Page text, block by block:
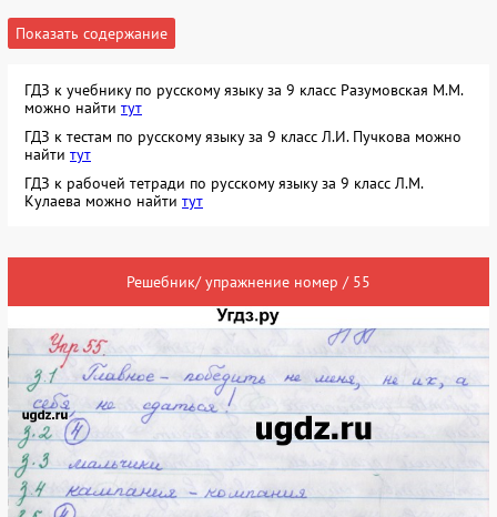
Показать содержание
ГДЗ к учебнику по русскому языку за 9 класс Разумовская М.М.
можно найти тут
ГДЗ к тестам по русскому языку за 9 класс Л.И. Пучкова можно
найти тут
ГДЗ к рабочей тетради по русскому языку за 9 класс Л.М.
Кулаева можно найти тут
Решебник/ упражнение номер / 55